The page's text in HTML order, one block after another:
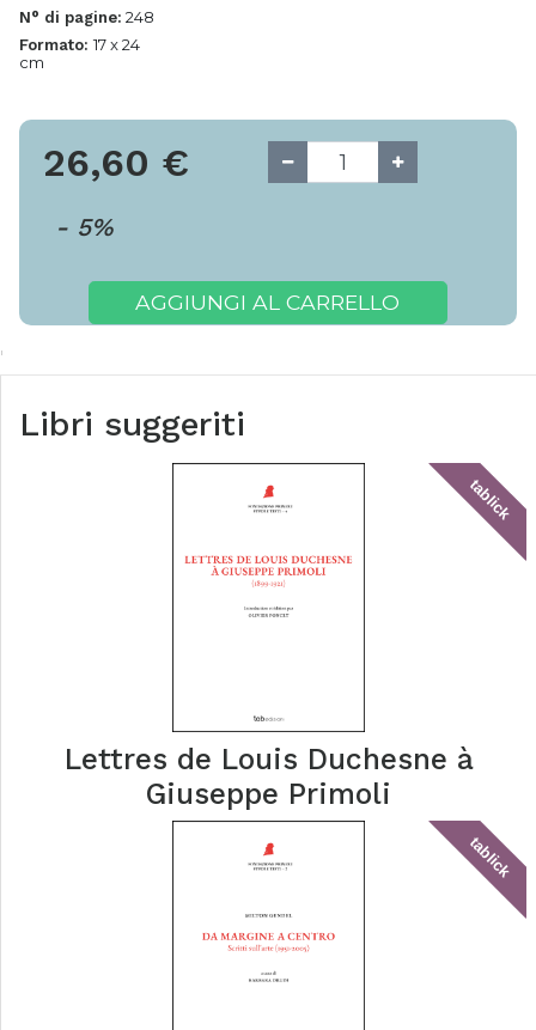
N° di pagine: 248
Formato: 17 x 24
cm
26,60 €
- 5%
AGGIUNGI AL CARRELLO
Libri suggeriti
tablick
Lettres de Louis Duchesne à
Giuseppe Primoli
tablick